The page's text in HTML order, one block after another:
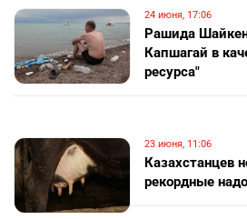
24 июня, 17:06
Рашида
Капшагай в
ресурса"
23 июня, 11:06
Казахстанцев
рекордные